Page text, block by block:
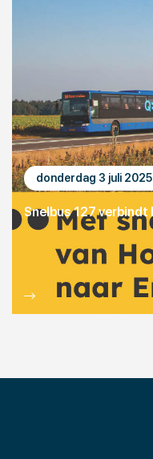
donderdag 3 juli 2025
Snelbus 127 verbindt